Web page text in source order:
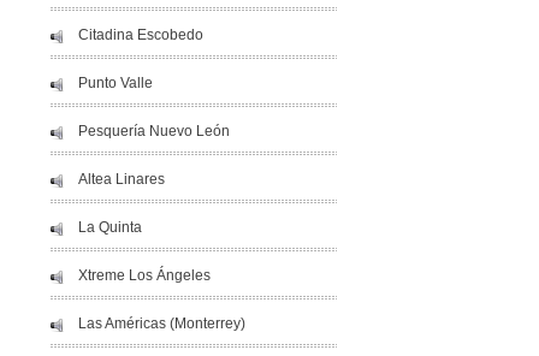
Citadina Escobedo
Punto Valle
Pesquería Nuevo León
Altea Linares
La Quinta
Xtreme Los Ángeles
Las Américas (Monterrey)